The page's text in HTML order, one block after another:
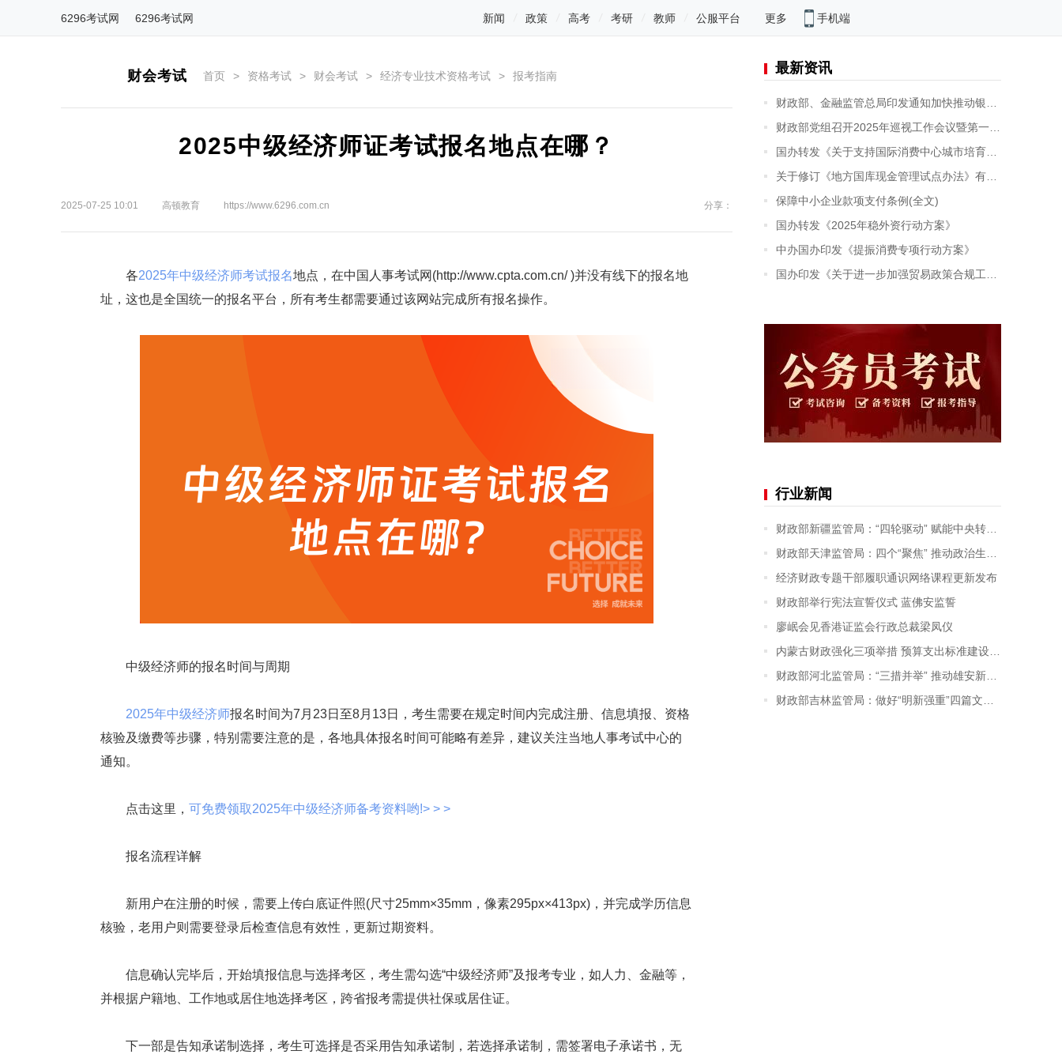
6296考试网 6296考试网 新闻 政策 高考 考研 教师 公服平台 更多 手机端
财会考试 首页 > 资格考试 > 财会考试 > 经济专业技术资格考试 > 报考指南
2025中级经济师证考试报名地点在哪？
2025-07-25 10:01 高顿教育 https://www.6296.com.cn 分享：
各2025年中级经济师考试报名地点，在中国人事考试网(http://www.cpta.com.cn/ )并没有线下的报名地
址，这也是全国统一的报名平台，所有考生都需要通过该网站完成所有报名操作。
中级经济师的报名时间与周期
2025年中级经济师报名时间为7月23日至8月13日，考生需要在规定时间内完成注册、信息填报、资格
核验及缴费等步骤，特别需要注意的是，各地具体报名时间可能略有差异，建议关注当地人事考试中心的
通知。
点击这里， 可免费领取2025年中级经济师备考资料哟!> > >
报名流程详解
新用户在注册的时候，需要上传白底证件照(尺寸25mm×35mm，像素295px×413px)，并完成学历信息
核验，老用户则需要登录后检查信息有效性，更新过期资料。
信息确认完毕后，开始填报信息与选择考区，考生需勾选“中级经济师”及报考专业，如人力、金融等，
并根据户籍地、工作地或居住地选择考区，跨省报考需提供社保或居住证。
下一部是告知承诺制选择，考生可选择是否采用告知承诺制，若选择承诺制，需签署电子承诺书，无
最新资讯
财政部、金融监管总局印发通知加快推动银行函证数字化发展
财政部党组召开2025年巡视工作会议暨第一轮巡视动员部署会
国办转发《关于支持国际消费中心城市培育建设的若干措施》
关于修订《地方国库现金管理试点办法》有关条款的通知
保障中小企业款项支付条例(全文)
国办转发《2025年稳外资行动方案》
中办国办印发《提振消费专项行动方案》
国办印发《关于进一步加强贸易政策合规工作的意见》
行业新闻
财政部新疆监管局：“四轮驱动” 赋能中央转移支付资金监管提质增效
财政部天津监管局：四个“聚焦” 推动政治生态建设走深走实
经济财政专题干部履职通识网络课程更新发布
财政部举行宪法宣誓仪式 蓝佛安监誓
廖岷会见香港证监会行政总裁梁凤仪
内蒙古财政强化三项举措 预算支出标准建设及应用成效显著
财政部河北监管局：“三措并举” 推动雄安新区财政监督取得新成效
财政部吉林监管局：做好“明新强重”四篇文章 进一步提升会计监督成效